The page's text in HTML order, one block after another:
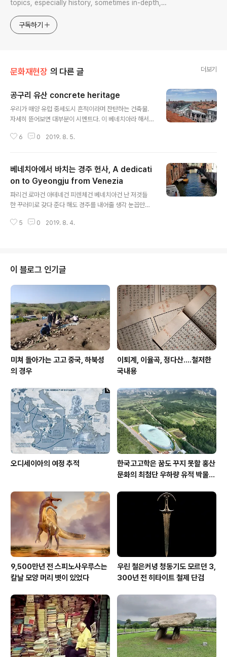
topics, especially history, sometimes in-depth,
approach will be to resist any common sense or
generalized viewpoint
구독하기
문화재현장 의 다른 글 더보기
공구리 유산 concrete heritage
우리가 매양 유럽 중세도시 흔적이라며 찬탄하는 건축물.
자세히 뜯어보면 대부분이 시멘트다. 이 베네치아라 해서
같다. 내 말 믿기지 않거들랑 담부턴 자세히 비름빡 살펴봐
다 무너져서 새로 쌓은 것들이고 그나마 남은 몇개는 실은
간단없는 개보수의 소산에 지나지 않는다. 저 육중한 공구
리 빌딩들을 지탱한 절대의 힘은 아시바다.
6 0 2019. 8. 5.
베네치아에서 바치는 경주 헌사, A dedicati
on to Gyeongju from Venezia
파리건 로마건 아테네건 피렌체건 베네치아건 난 저것들
한 꾸러미로 갖다 준다 해도 경주를 내어줄 생각 눈꼽만큼
외양 그럴 듯해도 찬탄에 30분, 이후엔 온통 나른함과 단
5 0 2019. 8. 4.
이 블로그 인기글
미쳐 돌아가는 고고 중국, 하북성
의 경우
이퇴계, 이율곡, 정다산....철저한
국내용
오디세이아의 여정 추적
한국고고학은 꿈도 꾸지 못할 홍산
문화의 최첨단 우하량 유적 박물관
9,500만년 전 스피노사우루스는
칼날 모양 머리 볏이 있었다
우린 철은커녕 청동기도 모르던 3,
300년 전 히타이트 철제 단검